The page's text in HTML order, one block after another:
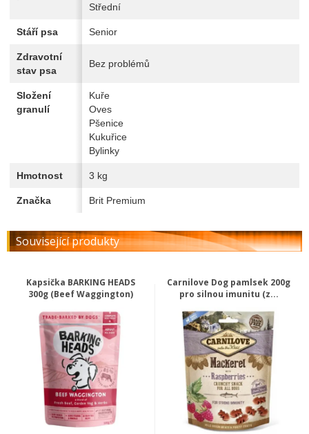
Střední
Stáří psa Senior
Zdravotní
stav psa
Bez problémů
Složení
granulí
Kuře
Oves
Pšenice
Kukuřice
Bylinky
Hmotnost 3 kg
Značka Brit Premium
Související produkty
Kapsička BARKING HEADS
300g (Beef Waggington)
Carnilove Dog pamlsek 200g
pro silnou imunitu (z...